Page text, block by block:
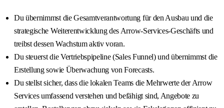
Du übernimmst die Gesamtverantwortung für den Ausbau und die
strategische Weiterentwicklung des Arrow-Services-Geschäfts und
treibst dessen Wachstum aktiv voran.
Du steuerst die Vertriebspipeline (Sales Funnel) und übernimmst die
Erstellung sowie Überwachung von Forecasts.
Du stellst sicher, dass die lokalen Teams die Mehrwerte der Arrow
Services umfassend verstehen und befähigt sind, Angebote zu